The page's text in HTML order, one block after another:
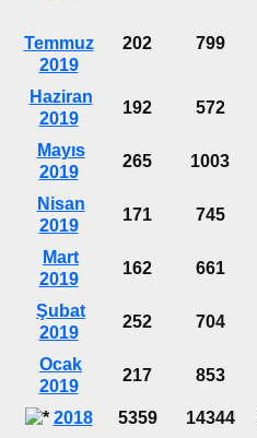
Temmuz
2019
202 799
Haziran
2019
192 572
Mayıs
2019
265 1003
Nisan
2019
171 745
Mart
2019
162 661
Şubat
2019
252 704
Ocak
2019
217 853
2018 5359 14344